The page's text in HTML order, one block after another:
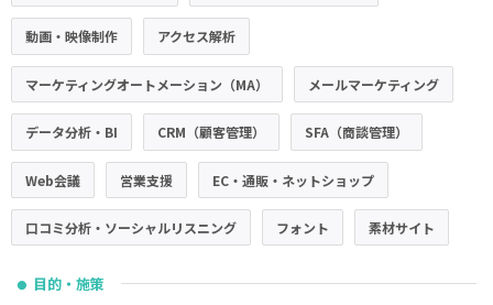
動画・映像制作 アクセス解析
マーケティングオートメーション（MA） メールマーケティング
データ分析・BI CRM（顧客管理） SFA（商談管理）
Web会議 営業支援 EC・通販・ネットショップ
口コミ分析・ソーシャルリスニング フォント 素材サイト
● 目的・施策